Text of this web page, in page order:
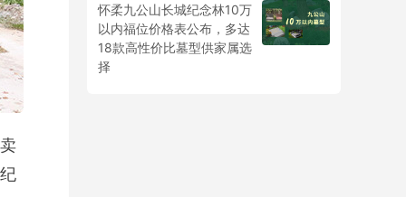
怀柔九公山长城纪念林10万
以内福位价格表公布，多达
18款高性价比墓型供家属选
择